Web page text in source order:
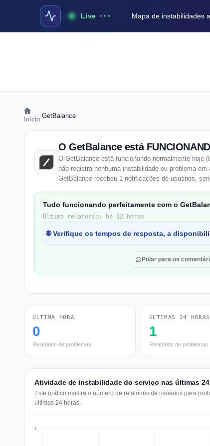
Live Mapa de instabilidades
Início GetBalance
O GetBalance está
O GetBalance está funcionando normalmente hoje
não registra nenhuma instabilidade ou problema
GetBalance recebeu 1 notificações de usuários,
Tudo funcionando perfeitamente com o
Último relatório: há 12 horas
🌐 Verifique os tempos de resposta, a
Pular para os
ÚLTIMA HORA
0
Relatórios de problemas
ÚLTIMAS 24 HORAS
1
Relatórios de problemas
Atividade de instabilidade do serviço nas últimas
Este gráfico mostra o número de relatórios de usuários para
últimas 24 horas.